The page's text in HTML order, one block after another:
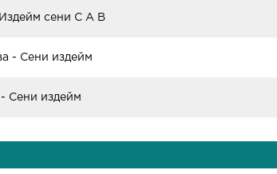
сени С А В
- Сени издейм
Сени издейм